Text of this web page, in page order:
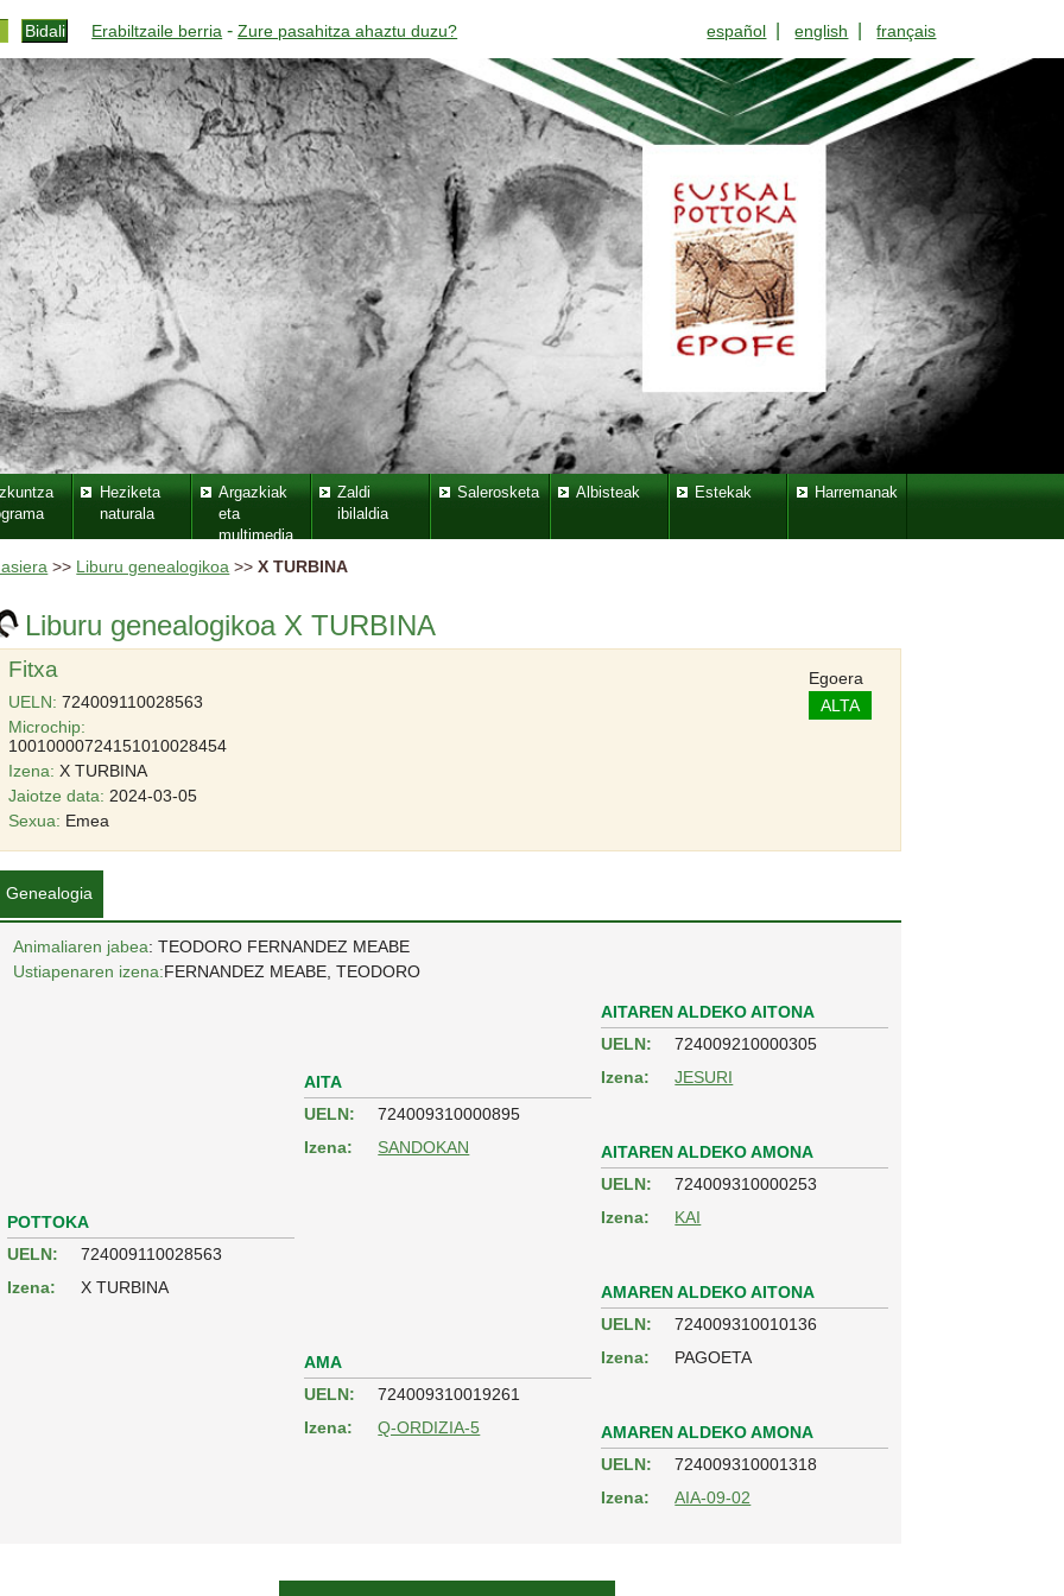
Erabiltzaile berria -Zure pasahitza ahaztu duzu? español |english |français
Heziketa
naturala
Argazkiak
eta
multimedia
Zaldi
ibilaldia
Salerosketa Albisteak Estekak Harremanak
>> Liburu genealogikoa >>X TURBINA
Liburu genealogikoa X TURBINA
Fitxa
UELN: 724009110028563
Microchip:
10010000724151010028454
Izena: X TURBINA
Jaiotze data: 2024-03-05
Sexua: Emea
Egoera
ALTA
Genealogia
Animaliaren jabea: TEODORO FERNANDEZ MEABE
Ustiapenaren izena:FERNANDEZ MEABE, TEODORO
POTTOKA
UELN:
724009110028563
Izena:
X TURBINA
AITA
UELN:
724009310000895
Izena:
SANDOKAN
AITAREN ALDEKO AITONA
UELN:
724009210000305
Izena:
JESURI
AITAREN ALDEKO AMONA
UELN:
724009310000253
Izena:
KAI
AMA
UELN:
724009310019261
Izena:
Q-ORDIZIA-5
AMAREN ALDEKO AITONA
UELN:
724009310010136
Izena:
PAGOETA
AMAREN ALDEKO AMONA
UELN:
724009310001318
Izena:
AIA-09-02